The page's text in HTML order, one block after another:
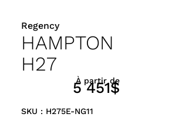
Regency
HAMPTON
H27
À partir de
5 451$
SKU : H275E-NG11